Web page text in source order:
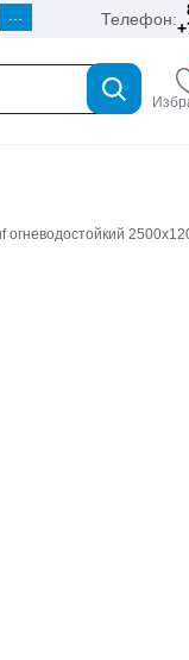
Телефон:
огневодостойкий